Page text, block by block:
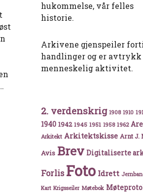
hukommelse, vår felles
historie.
Arkivene gjenspeiler
handlinger og er
menneskelig aktivitet.
2. verdenskrig 1908 1910
1940 1942 1945 1951 1958 1962
Arkitekt Arkitektskisse Arnt J.
Avis Brev Digitaliserte
Forlis Foto Idrett
Kart Krigsseiler Møtebok